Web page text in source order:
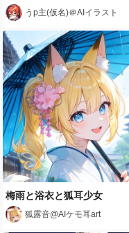
うp主(仮名)＠AIイラスト
梅雨と浴衣と狐耳少女
狐露音@AIケモ耳art